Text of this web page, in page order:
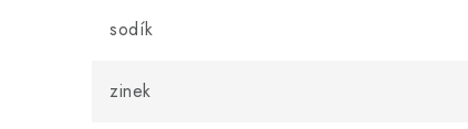
sodík
zinek